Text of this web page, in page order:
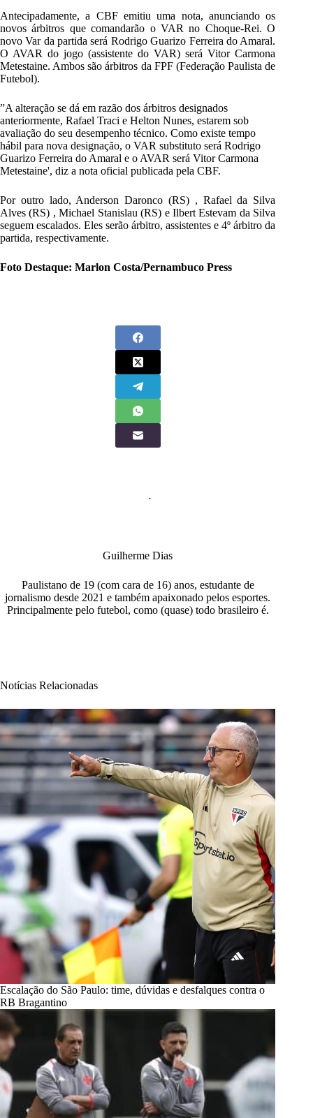
Antecipadamente, a CBF emitiu uma nota, anunciando os
novos árbitros que comandarão o VAR no Choque-Rei. O
novo Var da partida será Rodrigo Guarizo Ferreira do Amaral.
O AVAR do jogo (assistente do VAR) será Vitor Carmona
Metestaine. Ambos são árbitros da FPF (Federação Paulista de
Futebol).
”A alteração se dá em razão dos árbitros designados
anteriormente, Rafael Traci e Helton Nunes, estarem sob
avaliação do seu desempenho técnico. Como existe tempo
hábil para nova designação, o VAR substituto será Rodrigo
Guarizo Ferreira do Amaral e o AVAR será Vitor Carmona
Metestaine', diz a nota oficial publicada pela CBF.
Por outro lado, Anderson Daronco (RS) , Rafael da Silva
Alves (RS) , Michael Stanislau (RS) e Ilbert Estevam da Silva
seguem escalados. Eles serão árbitro, assistentes e 4º árbitro da
partida, respectivamente.
Foto Destaque: Marlon Costa/Pernambuco Press
Guilherme Dias
Paulistano de 19 (com cara de 16) anos, estudante de
jornalismo desde 2021 e também apaixonado pelos esportes.
Principalmente pelo futebol, como (quase) todo brasileiro é.
Notícias Relacionadas
Escalação do São Paulo: time, dúvidas e desfalques contra o
RB Bragantino